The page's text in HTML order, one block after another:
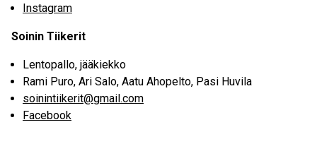
Instagram
Soinin Tiikerit
Lentopallo, jääkiekko
Rami Puro, Ari Salo, Aatu Ahopelto, Pasi Huvila
soinintiikerit@gmail.com
Facebook